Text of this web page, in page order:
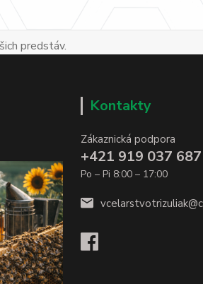
predstáv.
Kontakty
Zákaznická podpora
+421 919 037 687
Po – Pi 8:00 – 17:00